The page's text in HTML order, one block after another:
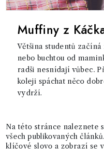
Muffiny z
Většina studentů
nebo buchtou od
radši nesnídají vůbec.
koleji spáchat něco
vydrží.
Na této stránce naleznete
všech publikovaných
klíčové slovo a zobrazí se